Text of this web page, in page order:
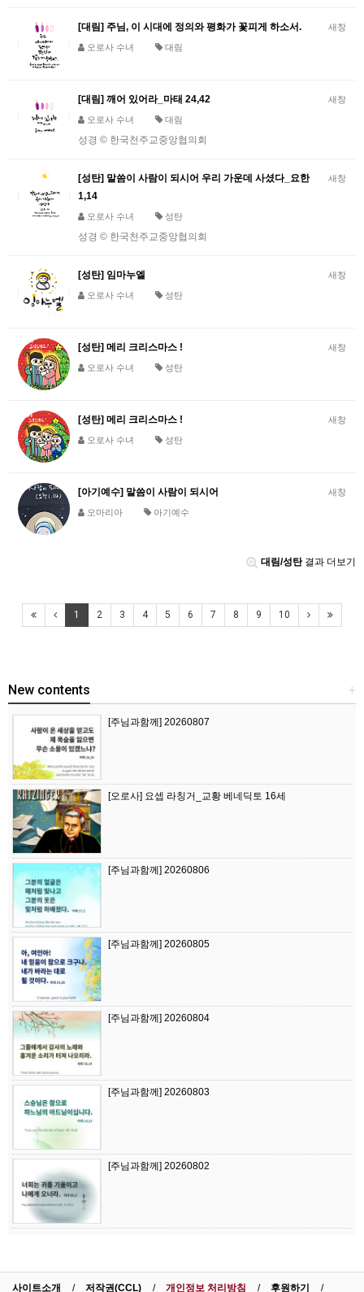
새창
[대림] 주님, 이 시대에 정의와 평화가 꽃피게 하소서.
오로사 수녀 대림
새창
[대림] 깨어 있어라_마태 24,42
오로사 수녀 대림
성경 © 한국천주교중앙협의회
새창
[성탄] 말씀이 사람이 되시어 우리 가운데 사셨다_요한
1,14
오로사 수녀 성탄
성경 © 한국천주교중앙협의회
새창
[성탄] 임마누엘
오로사 수녀 성탄
새창
[성탄] 메리 크리스마스 !
오로사 수녀 성탄
새창
[성탄] 메리 크리스마스 !
오로사 수녀 성탄
새창
[아기예수] 말씀이 사람이 되시어
오마리아 아기예수
대림/성탄결과 더보기
1 2 3 4 5 6 7 8 9 10
+
New contents
[주님과함께] 20260807
[오로사] 요셉 라칭거_교황 베네딕토 16세
[주님과함께] 20260806
[주님과함께] 20260805
[주님과함께] 20260804
[주님과함께] 20260803
[주님과함께] 20260802
사이트소개 저작권(CCL) 개인정보 처리방침 후원하기